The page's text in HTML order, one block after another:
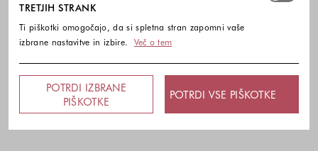
TRETJIH STRANK
Ti piškotki omogočajo, da si spletna stran zapomni vaše
izbrane nastavitve in izbire.
Več o tem
POTRDI IZBRANE
PIŠKOTKE
POTRDI VSE PIŠKOTKE